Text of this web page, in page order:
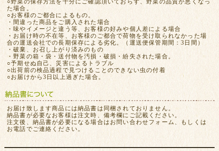
た場合。
○お客様のご都合によるもの。
・間違った商品をご購入された場合
・味やイメージと違う等、お客様の好みや個人差による場合
・お届け時の不在等、お客様のご都合で荷物を受け取られなかった場
合の運送会社での長期保存による劣化。（運送便保管期間：3日間）
・破棄、お召し上がり済みのもの
・野菜の箱・袋・送付物を汚損・破損・紛失された場合。
○予期せぬ自己、災害によるトラブル
○出荷前の検品過程で見つけることのできない虫の付着
○お届けから3日以上過ぎた場合。
お届け致します商品には納品書は同梱されておりません。
納品書が必要なお客様は注文時、備考欄にご記載ください。
注文後、納品書が必要になる場合はお問い合わせフォーム、もしくは
お電話でご連絡ください。